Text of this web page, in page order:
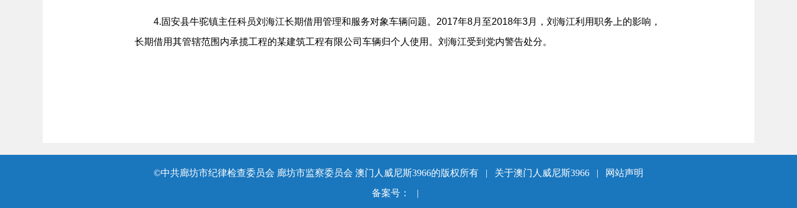
4.固安县牛驼镇主任科员刘海江长期借用管理和服务对象车辆问题。2017年8月至2018年3月，刘海江利用职务上的影响，
长期借用其管辖范围内承揽工程的某建筑工程有限公司车辆归个人使用。刘海江受到党内警告处分。
©中共廊坊市纪律检查委员会 廊坊市监察委员会 澳门人威尼斯3966的版权所有 | 关于澳门人威尼斯3966 |
网站声明
备案号：
|